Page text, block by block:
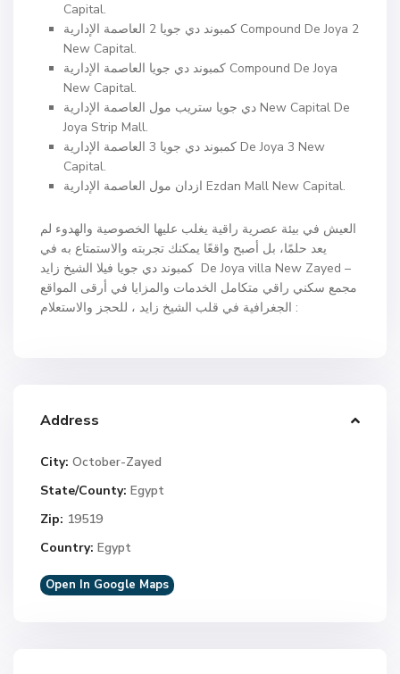
Capital.
كمبوند دي جويا 2 العاصمة الإدارية Compound De Joya 2
New Capital.
كمبوند دي جويا العاصمة الإدارية Compound De Joya
New Capital.
دي جويا ستريب مول العاصمة الإدارية New Capital De
Joya Strip Mall.
كمبوند دي جويا 3 العاصمة الإدارية De Joya 3 New
Capital.
ازدان مول العاصمة الإدارية Ezdan Mall New Capital.
العيش في بيئة عصرية راقية يغلب عليها الخصوصية والهدوء لم
يعد حلمًا، بل أصبح واقعًا يمكنك تجربته والاستمتاع به في
كمبوند دي جويا فيلا الشيخ زايد De Joya villa New Zayed –
مجمع سكني راقي متكامل الخدمات والمزايا في أرقى المواقع
الجغرافية في قلب الشيخ زايد ، للحجز والاستعلام :
Address
City: October-Zayed
State/County: Egypt
Zip: 19519
Country: Egypt
Open In Google Maps